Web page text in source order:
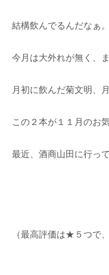
結構飲んでるんだなぁ。
今月は大外れが無く、
月初に飲んだ菊文明、
この２本が１１月のお
最近、酒商山田に行っ
（最高評価は★５つで